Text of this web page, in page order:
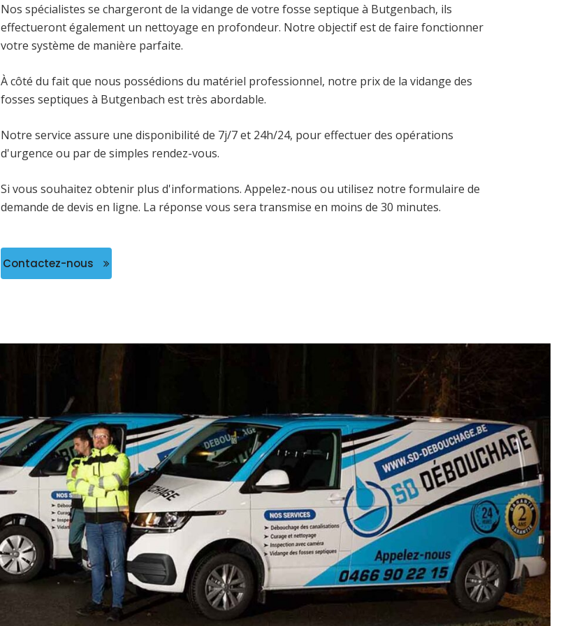
Nos spécialistes se chargeront de la vidange de votre fosse septique à Butgenbach, ils
effectueront également un nettoyage en profondeur. Notre objectif est de faire fonctionner
votre système de manière parfaite.
À côté du fait que nous possédions du matériel professionnel, notre prix de la vidange des
fosses septiques à Butgenbach est très abordable.
Notre service assure une disponibilité de 7j/7 et 24h/24, pour effectuer des opérations
d'urgence ou par de simples rendez-vous.
Si vous souhaitez obtenir plus d'informations. Appelez-nous ou utilisez notre formulaire de
demande de devis en ligne. La réponse vous sera transmise en moins de 30 minutes.
Contactez-nous